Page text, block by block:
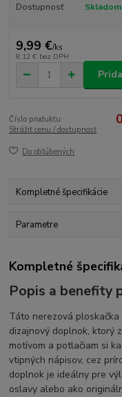
Dostupnosť Skladom
9,99 €/ks
8,12 € bez DPH
Číslo produktu:
Strážiť cenu / dostupnosť
Do obľúbených
Kompletné špecifikácie
Parametre
Kompletné
Popis a benefity
Táto nerezová
dizajnový doplnok, ktorý
motívom a potlačiam si
vtipných nápisov, cez
doplnok je ideálny pre
oslavy alebo ako